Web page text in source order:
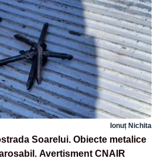
Ionuț Nichita
Soarelui. Obiecte metalice
Avertisment CNAIR